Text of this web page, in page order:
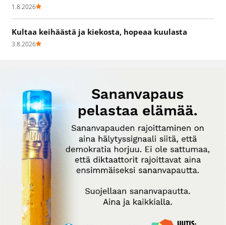
1.8.2026
Kultaa keihäästä ja kiekosta, hopeaa kuulasta
3.8.2026